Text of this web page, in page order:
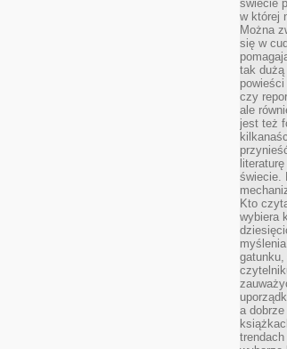
świecie
w której
Można
się w
tak dużą
czy
ale
jest też
świecie.
Kto
wybiera
a